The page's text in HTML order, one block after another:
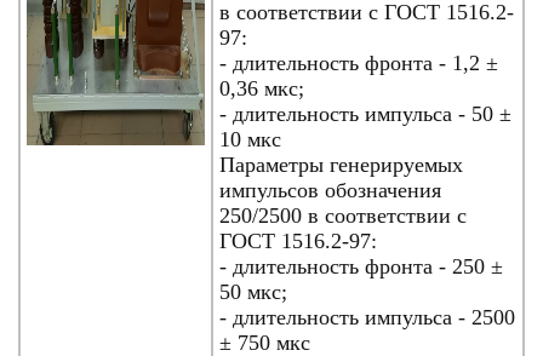
в соответствии с ГОСТ 1516.2-
97:
- длительность фронта - 1,2 ±
0,36 мкс;
- длительность импульса - 50 ±
10 мкс
Параметры генерируемых
импульсов обозначения
250/2500 в соответствии с
ГОСТ 1516.2-97:
- длительность фронта - 250 ±
50 мкс;
- длительность импульса - 2500
± 750 мкс